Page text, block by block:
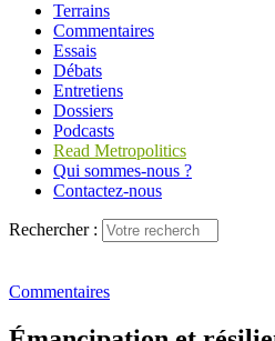
Terrains
Commentaires
Essais
Débats
Entretiens
Dossiers
Podcasts
Read Metropolitics
Qui sommes-nous ?
Contactez-nous
Rechercher :
Commentaires